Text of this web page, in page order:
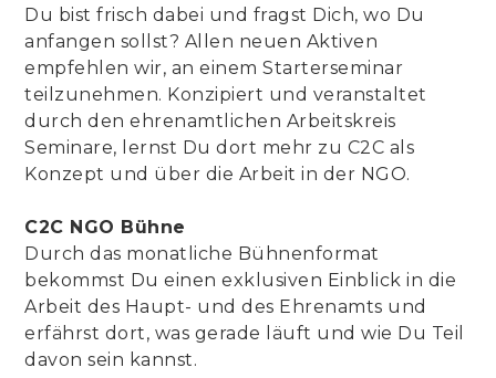
Du bist frisch dabei und fragst Dich, wo Du
anfangen sollst? Allen neuen Aktiven
empfehlen wir, an einem Starterseminar
teilzunehmen. Konzipiert und veranstaltet
durch den ehrenamtlichen Arbeitskreis
Seminare, lernst Du dort mehr zu C2C als
Konzept und über die Arbeit in der NGO.
C2C NGO Bühne
Durch das monatliche Bühnenformat
bekommst Du einen exklusiven Einblick in die
Arbeit des Haupt- und des Ehrenamts und
erfährst dort, was gerade läuft und wie Du Teil
davon sein kannst.